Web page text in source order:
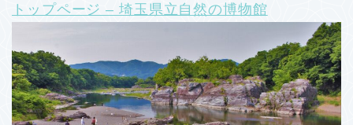
トップページ – 埼玉県立自然の博物館